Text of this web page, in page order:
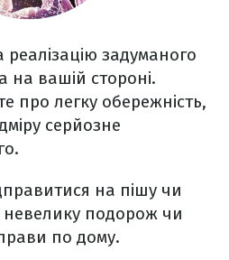
реалізацію задуманого
на вашій стороні.
про легку обережність,
серйозне
на пішу чи
невелику подорож чи
по дому.